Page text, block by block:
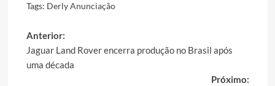
Tags: Derly Anunciação
Post
navigation
Anterior:
Jaguar Land Rover encerra produção no Brasil após
uma década
Próximo: